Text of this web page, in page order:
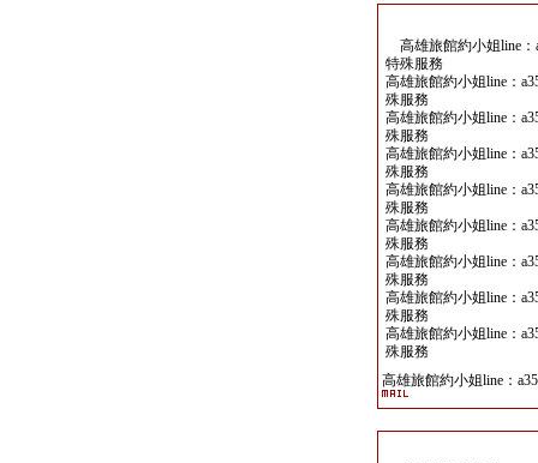
高雄旅館約小姐line：
特殊服務
高雄旅館約小姐line：
殊服務
高雄旅館約小姐line：
殊服務
高雄旅館約小姐line：
殊服務
高雄旅館約小姐line：
殊服務
高雄旅館約小姐line：
殊服務
高雄旅館約小姐line：
殊服務
高雄旅館約小姐line：
殊服務
高雄旅館約小姐line：
殊服務
高雄旅館約小姐line：